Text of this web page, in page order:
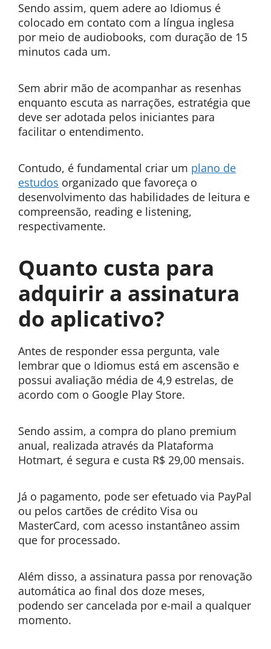
Sendo assim, quem adere ao Idiomus é
colocado em contato com a língua inglesa
por meio de audiobooks, com duração de 15
minutos cada um.
Sem abrir mão de acompanhar as resenhas
enquanto escuta as narrações, estratégia que
deve ser adotada pelos iniciantes para
facilitar o entendimento.
Contudo, é fundamental criar um plano de
estudos organizado que favoreça o
desenvolvimento das habilidades de leitura e
compreensão, reading e listening,
respectivamente.
Quanto custa para
adquirir a assinatura
do aplicativo?
Antes de responder essa pergunta, vale
lembrar que o Idiomus está em ascensão e
possui avaliação média de 4,9 estrelas, de
acordo com o Google Play Store.
Sendo assim, a compra do plano premium
anual, realizada através da Plataforma
Hotmart, é segura e custa R$ 29,00 mensais.
Já o pagamento, pode ser efetuado via PayPal
ou pelos cartões de crédito Visa ou
MasterCard, com acesso instantâneo assim
que for processado.
Além disso, a assinatura passa por renovação
automática ao final dos doze meses,
podendo ser cancelada por e-mail a qualquer
momento.